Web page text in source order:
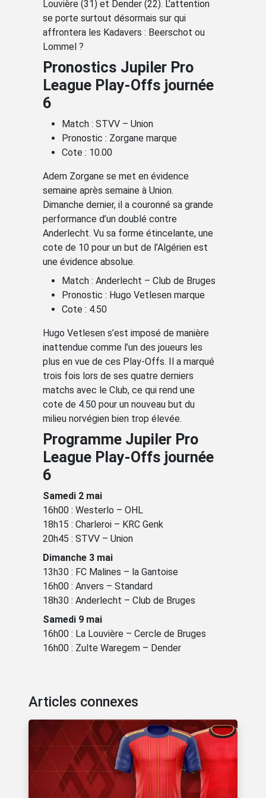
Louvière (31) et Dender (22). L’attention
se porte surtout désormais sur qui
affrontera les Kadavers : Beerschot ou
Lommel ?
Pronostics Jupiler Pro
League Play-Offs journée
6
Match : STVV – Union
Pronostic : Zorgane marque
Cote : 10.00
Adem Zorgane se met en évidence
semaine après semaine à Union.
Dimanche dernier, il a couronné sa grande
performance d’un doublé contre
Anderlecht. Vu sa forme étincelante, une
cote de 10 pour un but de l’Algérien est
une évidence absolue.
Match : Anderlecht – Club de Bruges
Pronostic : Hugo Vetlesen marque
Cote : 4.50
Hugo Vetlesen s’est imposé de manière
inattendue comme l’un des joueurs les
plus en vue de ces Play-Offs. Il a marqué
trois fois lors de ses quatre derniers
matchs avec le Club, ce qui rend une
cote de 4.50 pour un nouveau but du
milieu norvégien bien trop élevée.
Programme Jupiler Pro
League Play-Offs journée
6
Samedi 2 mai
16h00 : Westerlo – OHL
18h15 : Charleroi – KRC Genk
20h45 : STVV – Union
Dimanche 3 mai
13h30 : FC Malines – la Gantoise
16h00 : Anvers – Standard
18h30 : Anderlecht – Club de Bruges
Samedi 9 mai
16h00 : La Louvière – Cercle de Bruges
16h00 : Zulte Waregem – Dender
Articles connexes